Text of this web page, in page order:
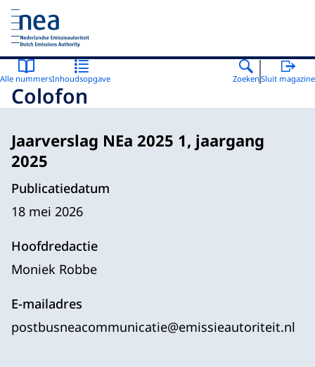
Naar de homepage van Nederlandse Emissieautoriteit
Alle nummersInhoudsopgave Zoeken Sluit magazine
Colofon
Jaarverslag NEa 2025 1, jaargang
2025
Publicatiedatum
18 mei 2026
Hoofdredactie
Moniek Robbe
E-mailadres
postbusneacommunicatie@emissieautoriteit.nl